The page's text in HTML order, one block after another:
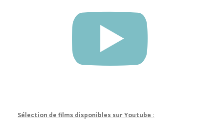

Sélection de films disponibles sur Youtube :